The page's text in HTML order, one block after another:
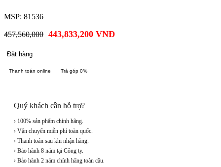
MSP: 81536
457,560,000 443,833,200 VNĐ
Đặt hàng
Thanh toán online Trả góp 0%
Quý khách cần hỗ trợ?
› 100% sản phẩm chính hãng.
› Vận chuyển miễn phí toàn quốc.
› Thanh toán sau khi nhận hàng.
› Bảo hành 8 năm tại Công ty.
› Bảo hành 2 năm chính hãng toàn cầu.